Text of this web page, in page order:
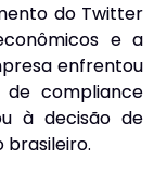
do Twitter
e a
enfrentou
de compliance
à decisão de
brasileiro.